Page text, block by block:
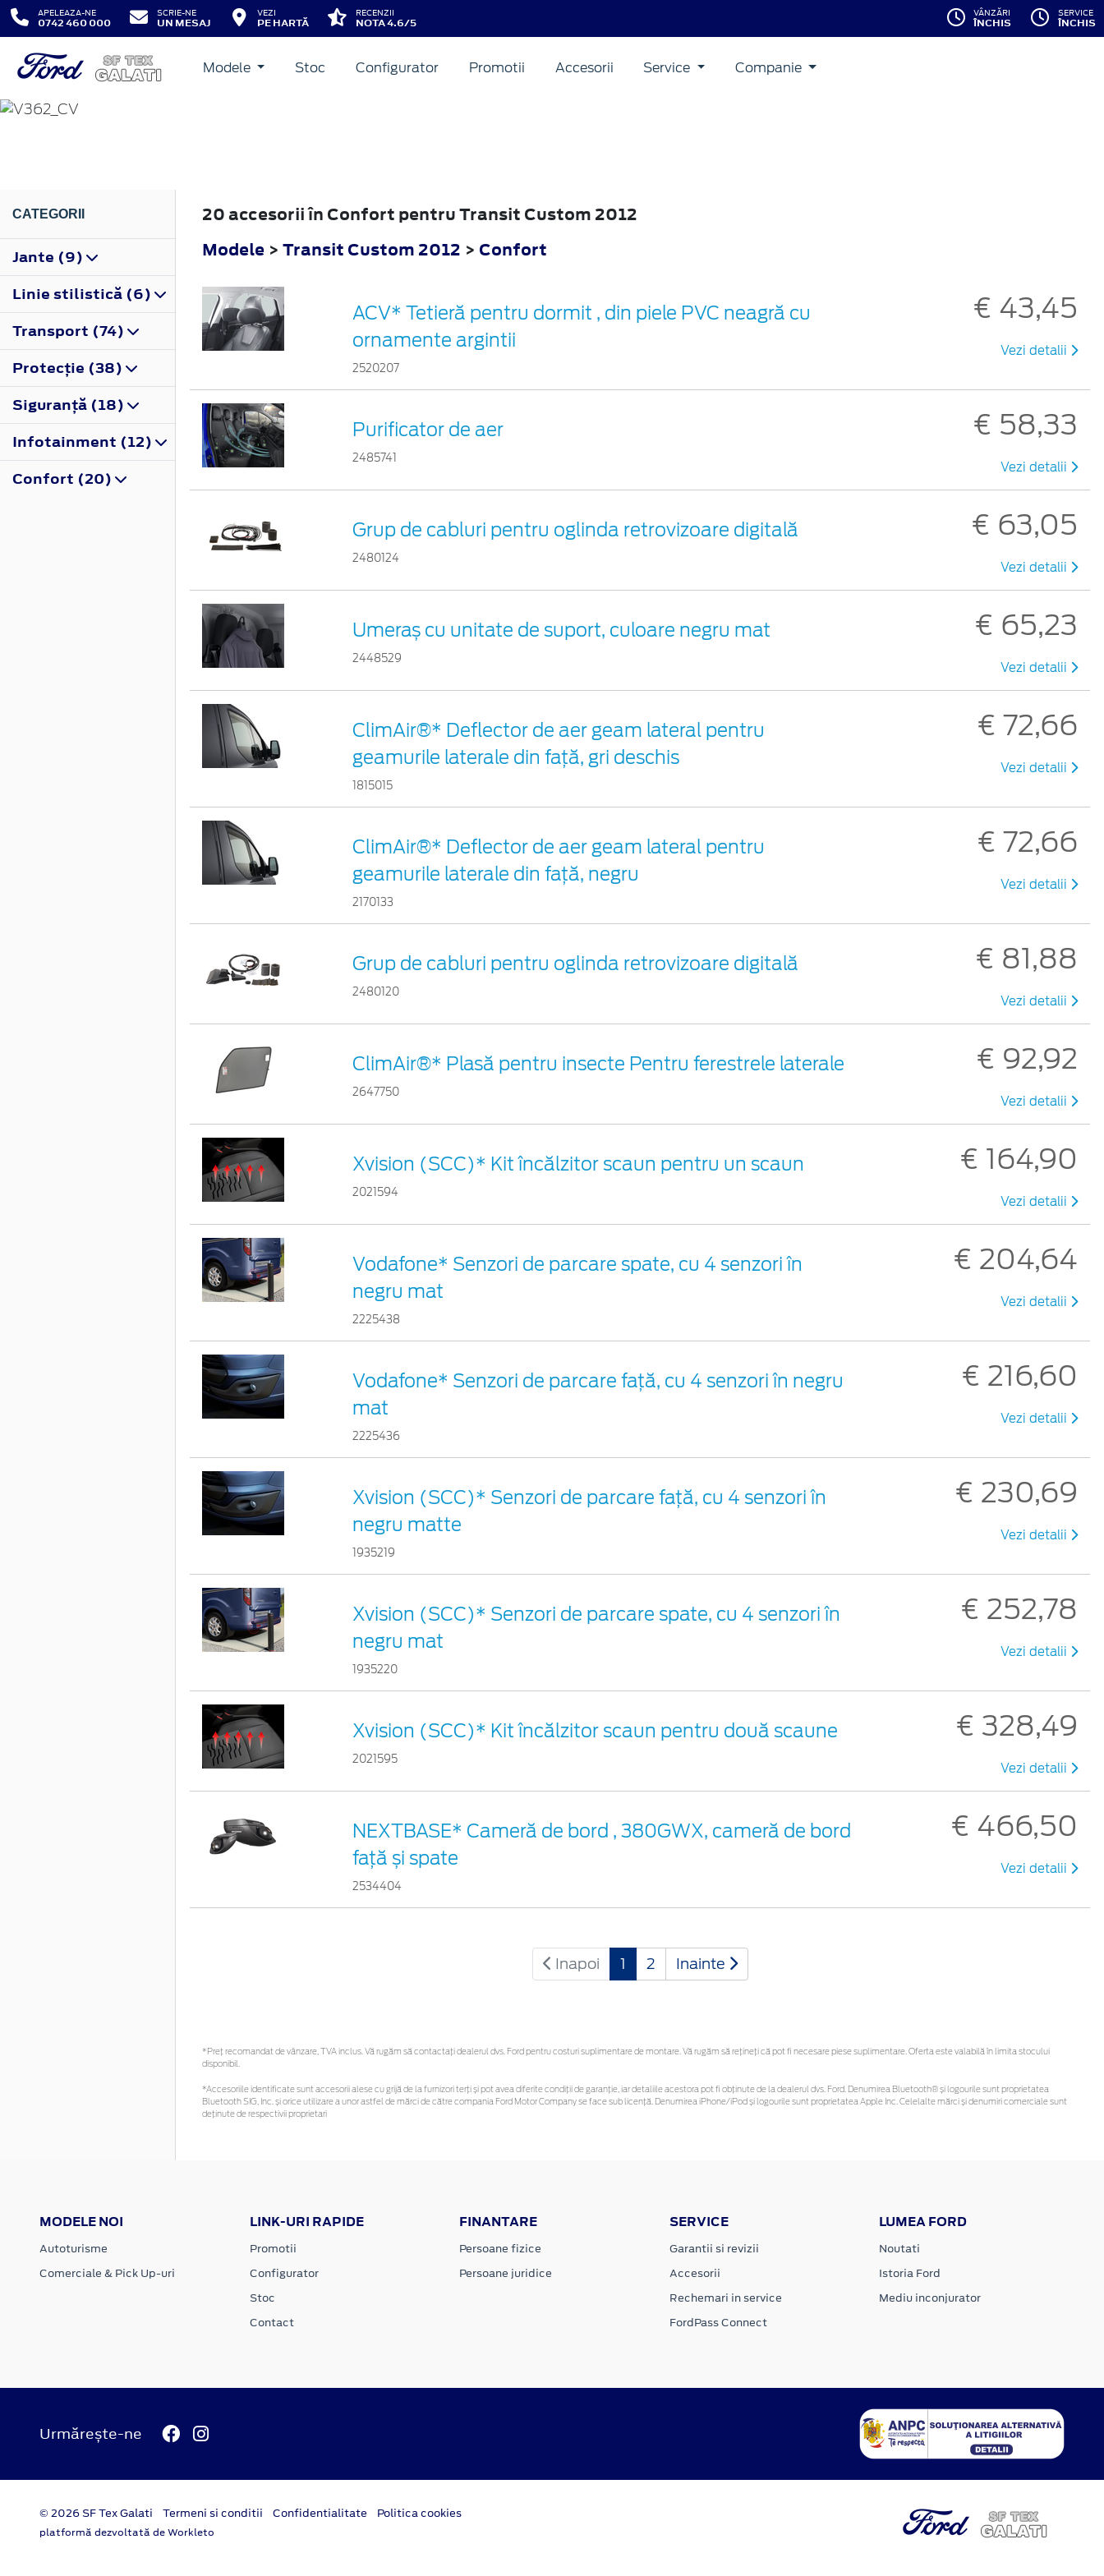
APELEAZA-NE
0742 460 000
SCRIE-NE
UN MESAJ
VEZI
PE HARTĂ
RECENZII
NOTA 4.6/5
VÂNZĂRI
ÎNCHIS
SERVICE
ÎNCHIS
Modele Stoc Configurator Promotii Accesorii Service Companie
TRANSIT CUSTOM
CATEGORII
Jante (9)
Linie stilistică (6)
Transport (74)
Protecţie (38)
Siguranţă (18)
Infotainment (12)
Confort (20)
20 accesorii în Confort pentru Transit Custom 2012
Modele > Transit Custom 2012 > Confort
ACV* Tetieră pentru dormit , din piele PVC neagră cu
ornamente argintii
2520207
€ 43,45
Vezi detalii
Purificator de aer
2485741
€ 58,33
Vezi detalii
Grup de cabluri pentru oglinda retrovizoare digitală
2480124
€ 63,05
Vezi detalii
Umeraș cu unitate de suport, culoare negru mat
2448529
€ 65,23
Vezi detalii
ClimAir®* Deflector de aer geam lateral pentru
geamurile laterale din faţă, gri deschis
1815015
€ 72,66
Vezi detalii
ClimAir®* Deflector de aer geam lateral pentru
geamurile laterale din faţă, negru
2170133
€ 72,66
Vezi detalii
Grup de cabluri pentru oglinda retrovizoare digitală
2480120
€ 81,88
Vezi detalii
ClimAir®* Plasă pentru insecte Pentru ferestrele laterale
2647750
€ 92,92
Vezi detalii
Xvision (SCC)* Kit încălzitor scaun pentru un scaun
2021594
€ 164,90
Vezi detalii
Vodafone* Senzori de parcare spate, cu 4 senzori în
negru mat
2225438
€ 204,64
Vezi detalii
Vodafone* Senzori de parcare față, cu 4 senzori în negru
mat
2225436
€ 216,60
Vezi detalii
Xvision (SCC)* Senzori de parcare faţă, cu 4 senzori în
negru matte
1935219
€ 230,69
Vezi detalii
Xvision (SCC)* Senzori de parcare spate, cu 4 senzori în
negru mat
1935220
€ 252,78
Vezi detalii
Xvision (SCC)* Kit încălzitor scaun pentru două scaune
2021595
€ 328,49
Vezi detalii
NEXTBASE* Cameră de bord , 380GWX, cameră de bord
față și spate
2534404
€ 466,50
Vezi detalii
Inapoi 1 2 Inainte
*Preţ recomandat de vânzare, TVA inclus. Vă rugăm să contactaţi dealerul dvs. Ford pentru costuri suplimentare de montare. Vă rugăm să rețineți că pot fi necesare piese suplimentare. Oferta este valabilă în limita stocului
disponibil.
*Accesoriile identificate sunt accesorii alese cu grijă de la furnizori terți și pot avea diferite condiții de garanție, iar detaliile acestora pot fi obținute de la dealerul dvs. Ford. Denumirea Bluetooth® și logourile sunt proprietatea
Bluetooth SIG, Inc. și orice utilizare a unor astfel de mărci de către compania Ford Motor Company se face sub licență. Denumirea iPhone/iPod și logourile sunt proprietatea Apple Inc. Celelalte mărci și denumiri comerciale sunt
deținute de respectivii proprietari
MODELE NOI
Autoturisme
Comerciale & Pick Up-uri
LINK-URI RAPIDE
Promotii
Configurator
Stoc
Contact
FINANTARE
Persoane fizice
Persoane juridice
SERVICE
Garantii si revizii
Accesorii
Rechemari in service
FordPass Connect
LUMEA FORD
Noutati
Istoria Ford
Mediu inconjurator
Urmărește-ne
© 2026 SF Tex Galati Termeni si conditii Confidentialitate Politica cookies
platformă dezvoltată de Workleto